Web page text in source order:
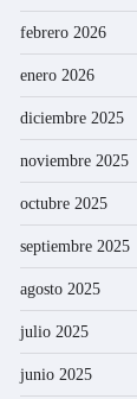
febrero 2026
enero 2026
diciembre 2025
noviembre 2025
octubre 2025
septiembre 2025
agosto 2025
julio 2025
junio 2025